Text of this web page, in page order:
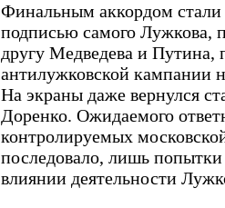
Финальным аккордом стали
подписью самого Лужкова,
другу Медведева и Путина,
антилужковской кампании
На экраны даже вернулся
Доренко. Ожидаемого
контролируемых
последовало, лишь попытки
влиянии деятельности